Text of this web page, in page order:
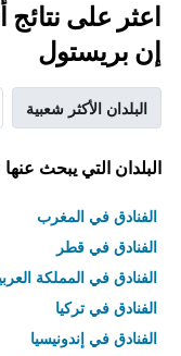
اعثر على
إن بريستول
البلدان الأكثر شعبية
البلدان التي يبحث
الفنادق في المغرب
الفنادق في قطر
الفنادق في المملكة
الفنادق في تركيا
الفنادق في إندونيسيا